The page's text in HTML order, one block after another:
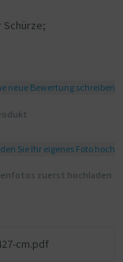
Schürze;
neue Bewertung schreiben
Sie Ihr eigenes Foto hoch
zuerst hochladen
cm.pdf